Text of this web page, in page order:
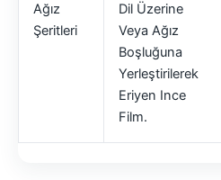
Ağız
Şeritleri
Dil Üzerine
Veya Ağız
Boşluğuna
Yerleştirilerek
Eriyen Ince
Film.